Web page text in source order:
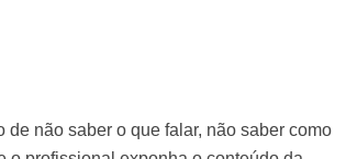
não saber o que falar, não saber como